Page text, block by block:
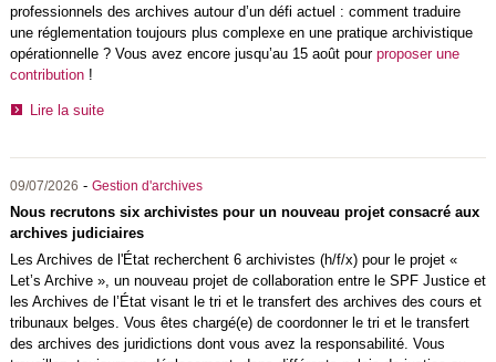
professionnels des archives autour d’un défi actuel : comment traduire
une réglementation toujours plus complexe en une pratique archivistique
opérationnelle ? Vous avez encore jusqu’au 15 août pour proposer une
contribution!
Lire la suite
09/07/2026 - Gestion d'archives
Nous recrutons six archivistes pour un nouveau projet consacré aux
archives judiciaires
Les Archives de l'État recherchent 6 archivistes (h/f/x) pour le projet «
Let’s Archive », un nouveau projet de collaboration entre le SPF Justice et
les Archives de l’État visant le tri et le transfert des archives des cours et
tribunaux belges. Vous êtes chargé(e) de coordonner le tri et le transfert
des archives des juridictions dont vous avez la responsabilité. Vous